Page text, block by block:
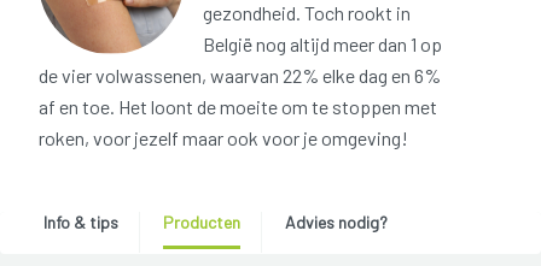
gezondheid. Toch rookt in
België nog altijd meer dan 1 op
de vier volwassenen, waarvan 22% elke dag en 6%
af en toe. Het loont de moeite om te stoppen met
roken, voor jezelf maar ook voor je omgeving!
Info & tips Producten Advies nodig?